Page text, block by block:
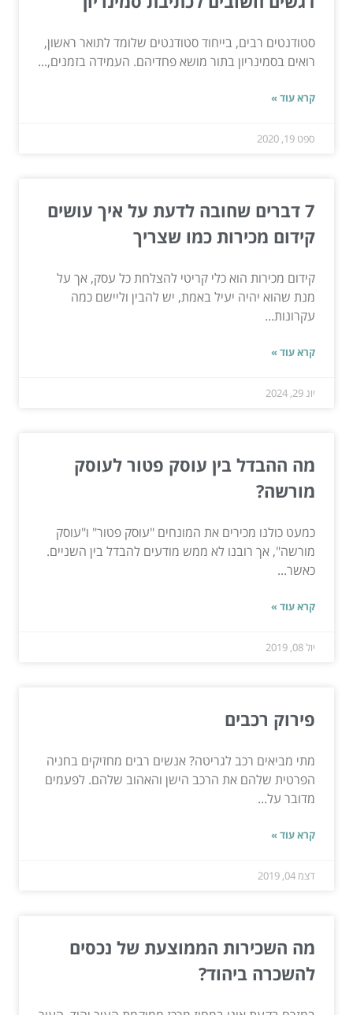
סטודנטים רבים, בייחוד סטודנטים שלומד לתואר ראשון,
רואים בסמינריון בתור מושא פחדיהם. העמידה בזמנים,...
קרא עוד »
ספט 19, 2020
7 דברים שחובה לדעת על איך עושים
קידום מכירות כמו שצריך
קידום מכירות הוא כלי קריטי להצלחת כל עסק, אך על
מנת שהוא יהיה יעיל באמת, יש להבין וליישם כמה
עקרונות...
קרא עוד »
יונ 29, 2024
מה ההבדל בין עוסק פטור לעוסק
מורשה?
כמעט כולנו מכירים את המונחים "עוסק פטור" ו"עוסק
מורשה", אך רובנו לא ממש מודעים להבדל בין השניים.
כאשר...
קרא עוד »
יול 08, 2019
פירוק רכבים
מתי מביאים רכב לגריטה? אנשים רבים מחזיקים בחניה
הפרטית שלהם את הרכב הישן והאהוב שלהם. לפעמים
מדובר על...
קרא עוד »
דצמ 04, 2019
מה השכירות הממוצעת של נכסים
להשכרה ביהוד?